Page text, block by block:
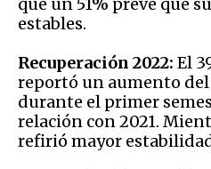
que un 51% prevé que
estables.
Recuperación 2022: El
reportó un aumento del
durante el primer
relación con 2021.
refirió mayor